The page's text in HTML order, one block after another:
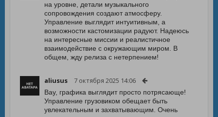
на уровне, детали музыкального
сопровождения создают атмосферу.
Управление выглядит интуитивным, а
возможности кастомизации радуют. Надеюсь
на интересные миссии и реалистичное
взаимодействие с окружающим миром. В
общем, жду релиза с нетерпением!
aliusus 7 октября 2025 14:06
Вау, графика выглядит просто потрясающе!
Управление грузовиком обещает быть
увлекательным и захватывающим. Очень